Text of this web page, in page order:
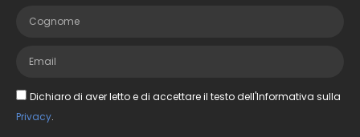
Dichiaro di aver letto e di accettare il testo dell'Informativa sulla
Privacy.